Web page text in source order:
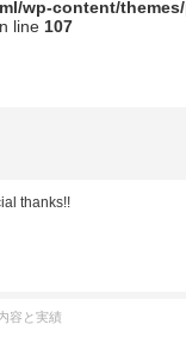
wp-content/
line 107
thanks!!
容と実績